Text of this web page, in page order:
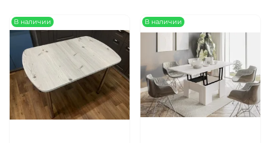
В наличии В наличии